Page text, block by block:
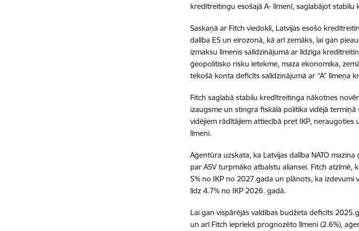
kredītreitingu esošajā A- līmenī, saglabājot
Saskaņā ar Fitch viedokli, Latvijas esošo
dalība ES un eirozonā, kā arī zemāks, lai gan
izmaksu līmenis salīdzinājumā ar līdzīga
ģeopolitisko risku ietekme, maza ekonomika,
tekošā konta deficīts salīdzinājumā ar “A” līmeņa
Fitch saglabā stabilu kredītreitinga nākotnes
izaugsme un stingra fiskālā politika vidējā
vidējiem rādītājiem attiecībā pret IKP,
līmeni.
Aģentūra uzskata, ka Latvijas dalība NATO
par ASV turpmāko atbalstu aliansei. Fitch atzīmē,
5% no IKP no 2027.gada un plānots, ka
līdz 4.7% no IKP 2026. gadā.
Lai gan vispārējās valdības budžeta deficīts
un arī Fitch iepriekš prognozēto līmeni (2.6%),